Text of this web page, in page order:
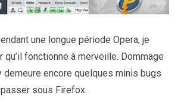
une longue période Opera, je
qu’il fonctionne à merveille. Dommage
demeure encore quelques minis bugs
passer sous Firefox.